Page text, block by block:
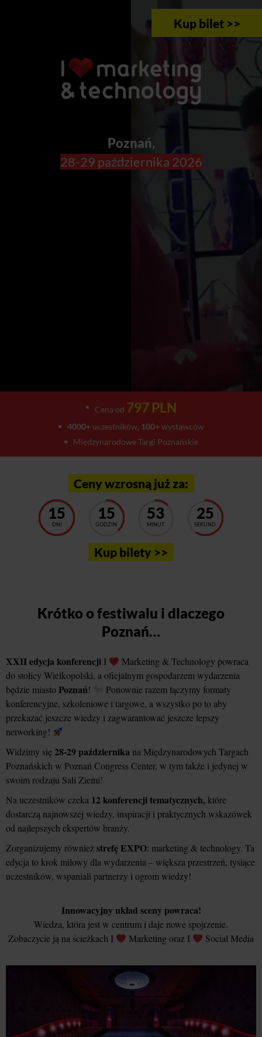
Kup bilet >>
Poznań,
28-29 października 2026
Cena od 797 PLN
4000+uczestników, 100+wystawców
Międzynarodowe Targi Poznańskie
Ceny wzrosną już za:
15
DNI
15
GODZIN
53
MINUT
21
SEKUND
Kup bilety >>
Krótko o festiwalu i dlaczego
Poznań…
XXII edycja konferencji I
Marketing & Technology powraca
do stolicy Wielkopolski, a oficjalnym gospodarzem wydarzenia
będzie miasto Poznań!
Ponownie razem łączymy formaty
konferencyjne, szkoleniowe i targowe, a wszystko po to aby
przekazać jeszcze wiedzy i zagwarantować jeszcze lepszy
networking!
Widzimy się28-29 października na Międzynarodowych Targach
Poznańskich w Poznań Congress Center, w tym także i jedynej w
swoim rodzaju Sali Ziemi!
Na uczestników czeka 12 konferencji tematycznych, które
dostarczą najnowszej wiedzy, inspiracji i praktycznych wskazówek
od najlepszych ekspertów branży.
Zorganizujemy równieżstrefę EXPO: marketing & technology. Ta
edycja to krok milowy dla wydarzenia – większa przestrzeń, tysiące
uczestników, wspaniali partnerzy i ogrom wiedzy!
Innowacyjny układ sceny powraca!
Wiedza, która jest w centrum i daje nowe spojrzenie.
Zobaczycie ją na ścieżkach I
Marketing oraz I Social Media